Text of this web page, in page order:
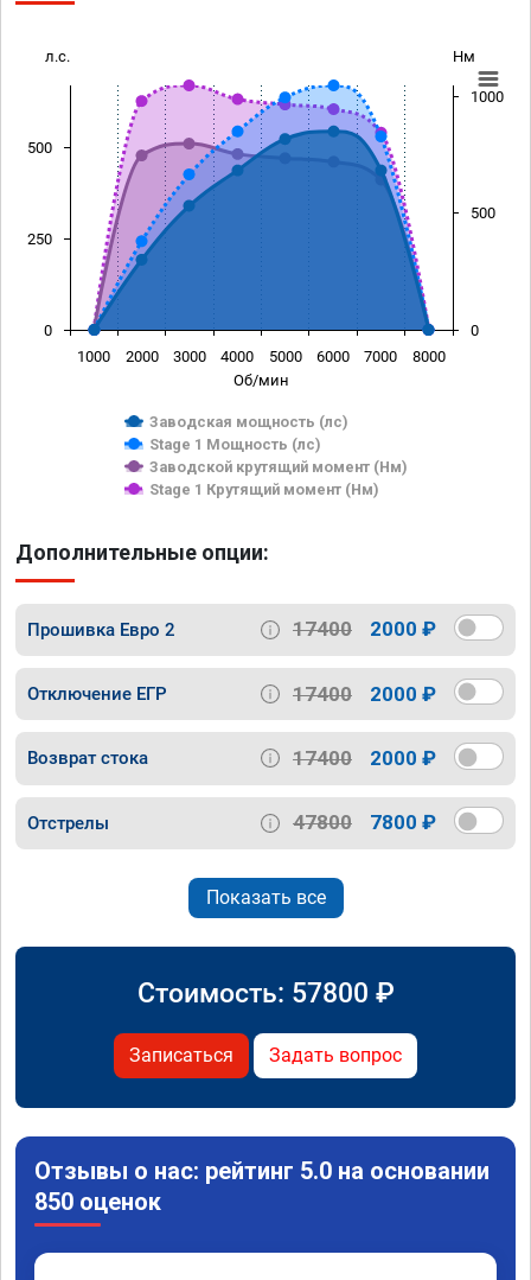
Об/мин
л.с. Нм
Заводская мощность (лс)
Stage 1 Мощность (лс)
Заводской крутящий момент (Нм)
Stage 1 Крутящий момент (Нм)
1000 2000 3000 4000 5000 6000 7000 8000
0
250
500
0
500
1000
Дополнительные опции:
Прошивка Евро 2 17400 2000 ₽
Отключение ЕГР 17400 2000 ₽
Возврат стока 17400 2000 ₽
Отстрелы 47800 7800 ₽
Показать все
Стоимость: 57800 ₽
Записаться Задать вопрос
Отзывы о нас: рейтинг 5.0 на основании
850 оценок